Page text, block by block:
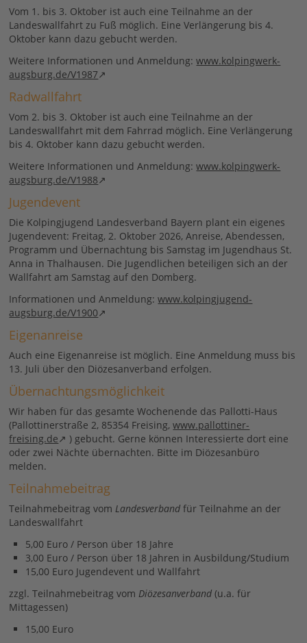
Vom 1. bis 3. Oktober ist auch eine Teilnahme an der
Landeswallfahrt zu Fuß möglich. Eine Verlängerung bis 4.
Oktober kann dazu gebucht werden.
Weitere Informationen und Anmeldung:www.kolpingwerk-
augsburg.de/V1987
Radwallfahrt
Vom 2. bis 3. Oktober ist auch eine Teilnahme an der
Landeswallfahrt mit dem Fahrrad möglich. Eine Verlängerung
bis 4. Oktober kann dazu gebucht werden.
Weitere Informationen und Anmeldung:www.kolpingwerk-
augsburg.de/V1988
Jugendevent
Die Kolpingjugend Landesverband Bayern plant ein eigenes
Jugendevent: Freitag, 2. Oktober 2026, Anreise, Abendessen,
Programm und Übernachtung bis Samstag im Jugendhaus St.
Anna in Thalhausen. Die Jugendlichen beteiligen sich an der
Wallfahrt am Samstag auf den Domberg.
Informationen und Anmeldung:www.kolpingjugend-
augsburg.de/V1900
Eigenanreise
Auch eine Eigenanreise ist möglich. Eine Anmeldung muss bis
13. Juli über den Diözesanverband erfolgen.
Übernachtungsmöglichkeit
Wir haben für das gesamte Wochenende das Pallotti-Haus
(Pallottinerstraße 2, 85354 Freising,www.pallottiner-
freising.de
) gebucht. Gerne können Interessierte dort eine
oder zwei Nächte übernachten. Bitte im Diözesanbüro
melden.
Teilnahmebeitrag
Teilnahmebeitrag vom Landesverbandfür Teilnahme an der
Landeswallfahrt
5,00 Euro / Person über 18 Jahre
3,00 Euro / Person über 18 Jahren in Ausbildung/Studium
15,00 Euro Jugendevent und Wallfahrt
zzgl. Teilnahmebeitrag vom Diözesanverband (u.a. für
Mittagessen)
15,00 Euro